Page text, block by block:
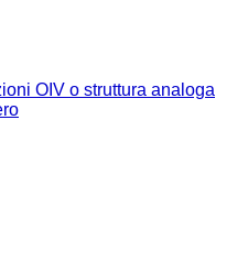
OIV o struttura analoga